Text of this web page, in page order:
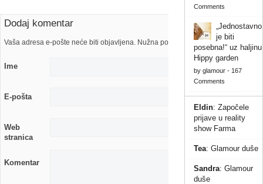
Dodaj komentar
Vaša adresa e-pošte neće biti objavljena. Nužna polja su označena s
Ime
E-pošta
Web
stranica
Komentar
Comments
„Jednostavno
je biti
posebna!“ uz haljinu
Hippy garden
by glamour- 167
Comments
Eldin: Započele
prijave u reality
show Farma
Tea: Glamour duše
Sandra: Glamour
duše